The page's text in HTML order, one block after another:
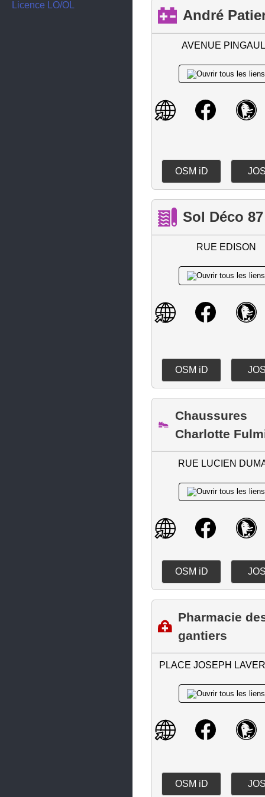
Licence LO/OL
André
AVENUE
OSM iD
Sol Déco 87
RUE EDISON
OSM iD
Chaussures
Charlotte
RUE LUCIEN
OSM iD
Pharmacie
gantiers
PLACE JOSEPH
OSM iD